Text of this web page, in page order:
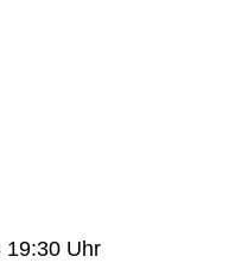
19:30 Uhr